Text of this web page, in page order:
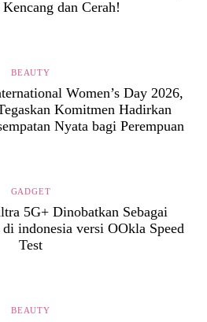
dan Cerah!
BEAUTY
Women’s Day 2026,
Komitmen Hadirkan
Nyata bagi Perempuan
GADGET
5G+ Dinobatkan Sebagai
indonesia versi OOkla Speed
Test
BEAUTY